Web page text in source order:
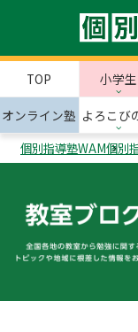
TOP 小学生
オンライン塾 よろこび
個別指導塾WAM個別